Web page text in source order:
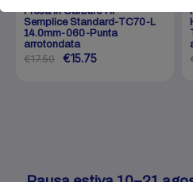
Fresa in Carburo HP-
Semplice Standard-TC70-L
14.0mm-060-Punta
arrotondata
€17.50 €15.75